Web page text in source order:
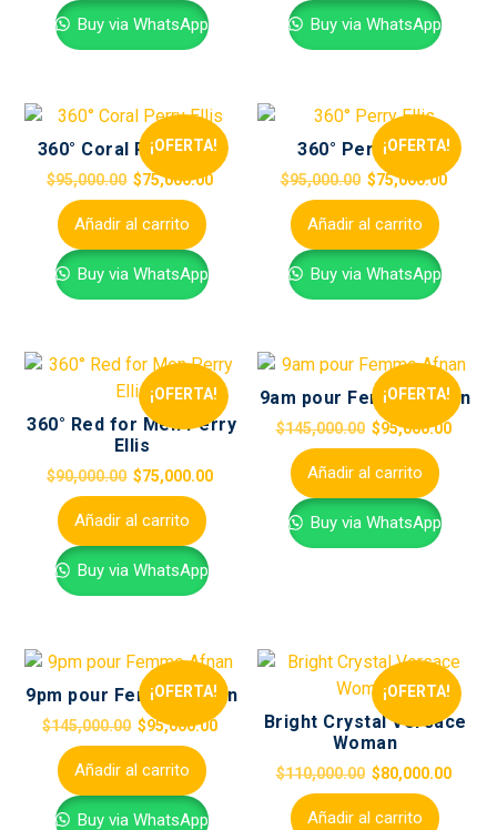
Buy via WhatsApp Buy via WhatsApp
¡OFERTA!
360° Coral Perry Ellis
$95,000.00 $75,000.00
Añadir al carrito
Buy via WhatsApp
¡OFERTA!
360° Perry Ellis
$95,000.00 $75,000.00
Añadir al carrito
Buy via WhatsApp
¡OFERTA!
360° Red for Men Perry
Ellis
$90,000.00 $75,000.00
Añadir al carrito
Buy via WhatsApp
¡OFERTA!
9am pour Femme Afnan
$145,000.00 $95,000.00
Añadir al carrito
Buy via WhatsApp
¡OFERTA!
9pm pour Femme Afnan
$145,000.00 $95,000.00
Añadir al carrito
Buy via WhatsApp
¡OFERTA!
Bright Crystal Versace
Woman
$110,000.00 $80,000.00
Añadir al carrito